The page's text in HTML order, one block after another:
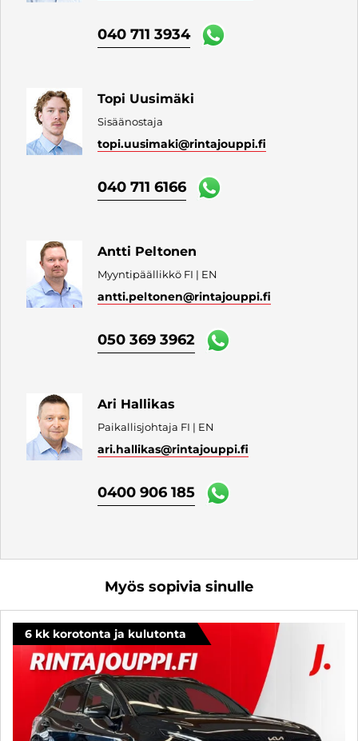
040 711 3934
Topi Uusimäki
Sisäänostaja
topi.uusimaki@rintajouppi.fi
040 711 6166
Antti Peltonen
Myyntipäällikkö FI | EN
antti.peltonen@rintajouppi.fi
050 369 3962
Ari Hallikas
Paikallisjohtaja FI | EN
ari.hallikas@rintajouppi.fi
0400 906 185
Myös sopivia sinulle
6 kk korotonta ja kulutonta